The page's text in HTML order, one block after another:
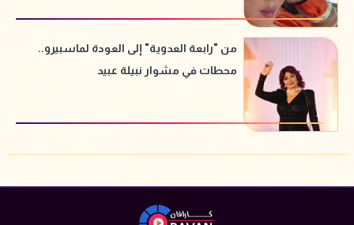
من "رابعة العدوية" إلى العودة لماسبيرو..
محطات في مشوار نبيلة عبيد